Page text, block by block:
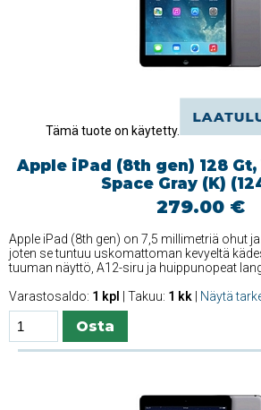
Tämä tuote on käytetty.
Apple iPad (8th gen) 128
Space Gray (K)
279.00 €
Apple iPad (8th gen) on 7,5 millimetriä ohut
joten se tuntuu uskomattoman kevyeltä
tuuman näyttö, A12-siru ja huippunopeat
Varastosaldo: 1 kpl | Takuu: 1 kk Näytä